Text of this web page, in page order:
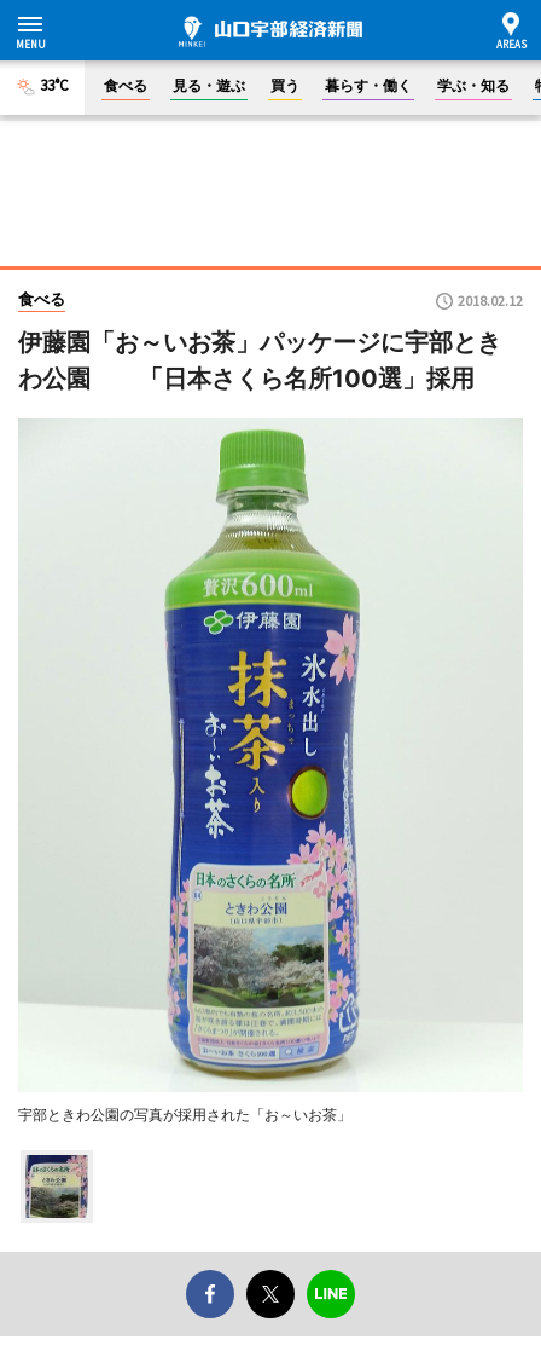
33°C 食べる 見る・遊ぶ 買う 暮らす・働く 学ぶ・知る
食べる 2018.02.12
伊藤園「お～いお茶」パッケージに宇部とき
わ公園 「日本さくら名所100選」採用
宇部ときわ公園の写真が採用された「お～いお茶」